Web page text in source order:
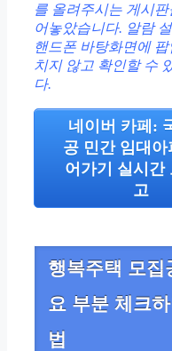
를 올려주시는 게시
어놓았습니다. 알람
핸드폰 바탕화면에
치지 않고 확인할 수
다.
네이버 카페:
공 민간 임대아
어가기 실시간
고
행복주택 모집
요 부분 체크
법